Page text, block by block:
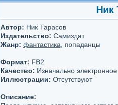
Ник
Автор: Ник Тарасов
Издательство: Самиздат
Жанр: фантастика , попаданцы
Формат: FB2
Качество: Изначально
Иллюстрации: Отсутствуют
Описание: